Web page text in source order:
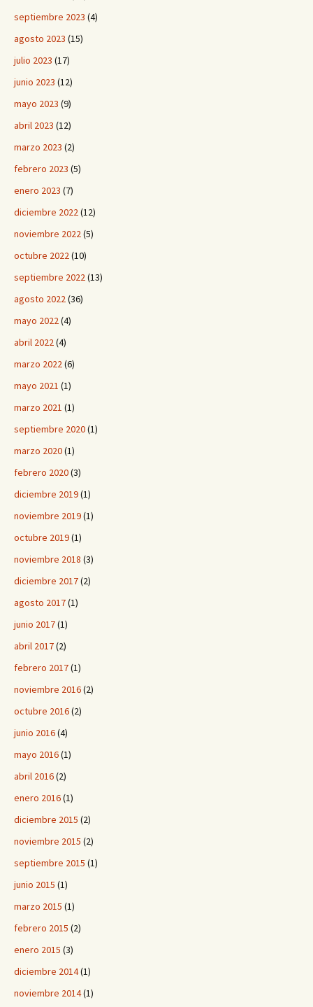
septiembre 2023 (4)
agosto 2023 (15)
julio 2023 (17)
junio 2023 (12)
mayo 2023 (9)
abril 2023 (12)
marzo 2023 (2)
febrero 2023 (5)
enero 2023 (7)
diciembre 2022(12)
noviembre 2022(5)
octubre 2022(10)
septiembre 2022(13)
agosto 2022(36)
mayo 2022(4)
abril 2022(4)
marzo 2022(6)
mayo 2021 (1)
marzo 2021 (1)
septiembre 2020(1)
marzo 2020(1)
febrero 2020(3)
diciembre 2019(1)
noviembre 2019(1)
octubre 2019(1)
noviembre 2018 (3)
diciembre 2017(2)
agosto 2017(1)
junio 2017(1)
abril 2017(2)
febrero 2017(1)
noviembre 2016(2)
octubre 2016(2)
junio 2016(4)
mayo 2016(1)
abril 2016(2)
enero 2016(1)
diciembre 2015 (2)
noviembre 2015 (2)
septiembre 2015 (1)
junio 2015 (1)
marzo 2015 (1)
febrero 2015 (2)
enero 2015 (3)
diciembre 2014(1)
noviembre 2014(1)